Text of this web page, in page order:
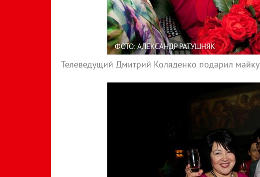
ФОТО: АЛЕКСАНДР РАТУШНЯК
Телеведущий Дмитрий Коляденко подарил майку